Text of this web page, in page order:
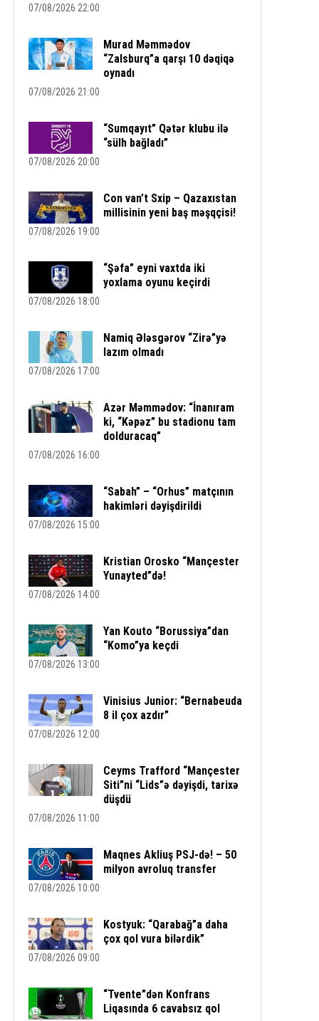
07/08/2026 22:00
Murad Məmmədov
“Zalsburq”a qarşı 10 dəqiqə
oynadı
07/08/2026 21:00
“Sumqayıt” Qətər klubu ilə
“sülh bağladı”
07/08/2026 20:00
Con van’t Sxip – Qazaxıstan
millisinin yeni baş məşqçisi!
07/08/2026 19:00
“Şəfa” eyni vaxtda iki
yoxlama oyunu keçirdi
07/08/2026 18:00
Namiq Ələsgərov “Zirə”yə
lazım olmadı
07/08/2026 17:00
Azər Məmmədov: “İnanıram
ki, “Kəpəz” bu stadionu tam
dolduracaq”
07/08/2026 16:00
“Sabah” – “Orhus” matçının
hakimləri dəyişdirildi
07/08/2026 15:00
Kristian Orosko “Mançester
Yunayted”də!
07/08/2026 14:00
Yan Kouto “Borussiya”dan
“Komo”ya keçdi
07/08/2026 13:00
Vinisius Junior: “Bernabeuda
8 il çox azdır”
07/08/2026 12:00
Ceyms Trafford “Mançester
Siti”ni “Lids”ə dəyişdi, tarixə
düşdü
07/08/2026 11:00
Maqnes Akliuş PSJ-də! – 50
milyon avroluq transfer
07/08/2026 10:00
Kostyuk: “Qarabağ”a daha
çox qol vura bilərdik”
07/08/2026 09:00
“Tvente”dən Konfrans
Liqasında 6 cavabsız qol